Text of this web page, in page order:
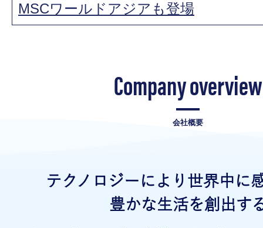
MSCワールドアジアも登場
Company overview
会社概要
テクノロジーにより世界中に
豊かな生活を創出す